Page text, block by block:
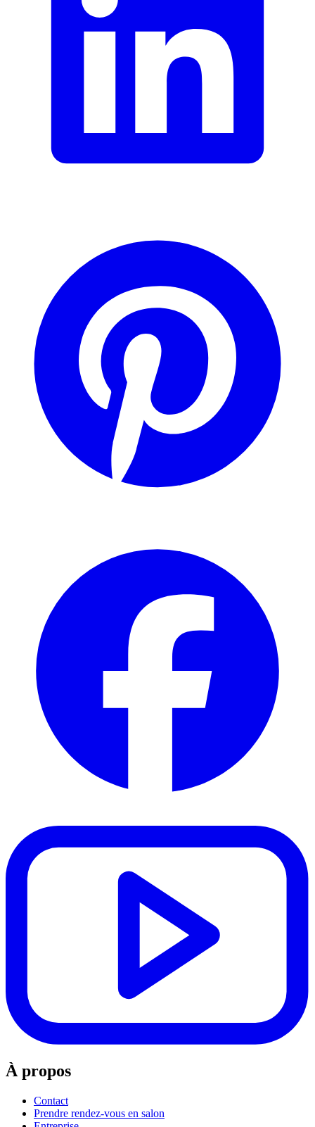
À propos
Contact
Prendre rendez-vous en salon